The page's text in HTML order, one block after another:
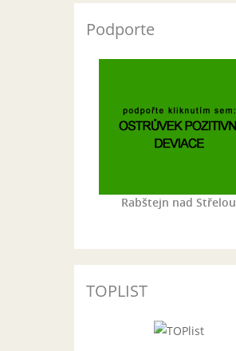
Podporte
Rabštejn nad Střelou
TOPLIST